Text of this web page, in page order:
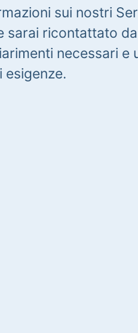
sui nostri
sarai ricontattato
necessari e
esigenze.